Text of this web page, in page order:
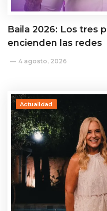
Baila 2026: Los tres
encienden las redes
4 agosto, 2026
Actualidad